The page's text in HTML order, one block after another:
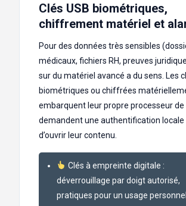
Clés USB biométriques,
chiffrement matériel et
Pour des données très sensibles
médicaux, fichiers RH, preuves
sur du matériel avancé a du sens. Les
biométriques ou chiffrées
embarquent leur propre processeur
demandent une authentification locale
d’ouvrir leur contenu.
Clés à empreinte digitale :
déverrouillage par doigt autorisé,
pratiques pour un usage personnel